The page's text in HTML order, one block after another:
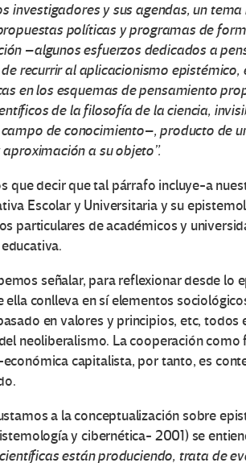
investigadores y sus agendas, un
políticas y programas de
–algunos esfuerzos dedicados a
recurrir al aplicacionismo
en los esquemas de pensamiento
de la filosofía de la ciencia,
de conocimiento–, producto de
a su objeto”.
que decir que tal párrafo incluye-a
Escolar y Universitaria y su
particulares de académicos y
señalar, para reflexionar desde lo
ella conlleva en sí elementos
en valores y principios, etc, todos
neoliberalismo. La cooperación
capitalista, por tanto, es
a la conceptualización sobre
y cibernética- 2001) se
están produciendo, trata de